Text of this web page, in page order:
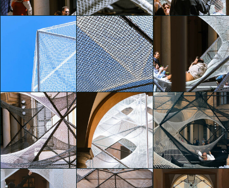
Luna Macelloni
Luna Macelloni
Luna Macelloni
The Art of Dreams
Luna Macelloni
The Art of Dreams
Luna Macelloni
The Art of Dreams
Luna Macelloni
The Art of Dreams
Luna Macelloni
The Art of Dreams
Luna Macelloni
The Art of Dreams
Luna Macelloni